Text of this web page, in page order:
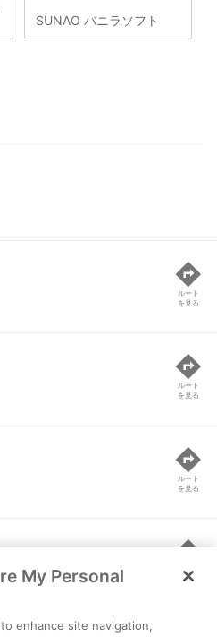
SUNAO バニラソフト
ルート
を見る
ルート
を見る
ルート
を見る
ルート
を見る
My Personal
enhance site navigation,